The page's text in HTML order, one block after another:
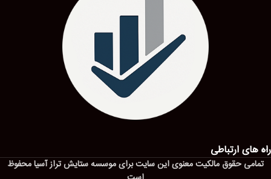
راه های ارتباطی
تمامی حقوق مالکیت معنوی این ‌سایت برای موسسه ستایش تراز آسیا محفوظ